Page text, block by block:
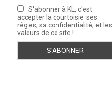
S'abonner à KL, c'est
accepter la courtoisie, ses
règles, sa confidentialité, et les
valeurs de ce site !